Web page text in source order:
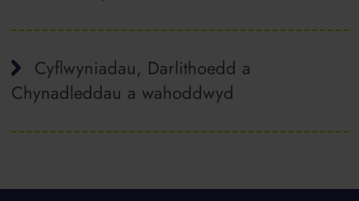
Cyflwyniadau, Darlithoedd a
Chynadleddau a wahoddwyd